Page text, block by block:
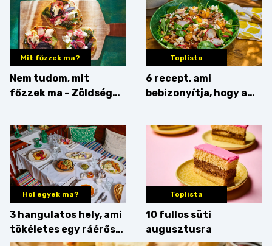
Mit főzzek ma?
Nem tudom, mit
főzzek ma – Zöldség
Toplista
6 recept, ami
bebizonyítja, hogy a
zseniális
Hol egyek ma?
3 hangulatos hely, ami
tökéletes egy ráérős
Toplista
10 fullos süti
augusztusra